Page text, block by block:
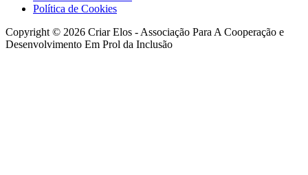
Política de Cookies
Copyright © 2026 Criar Elos - Associação Para A Cooperação e
Desenvolvimento Em Prol da Inclusão